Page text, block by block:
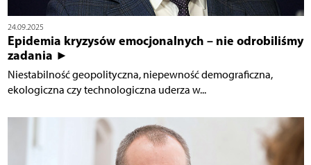
24.09.2025
Epidemia kryzysów emocjonalnych – nie odrobiliśmy
zadania ►
Niestabilność geopolityczna, niepewność demograficzna,
ekologiczna czy technologiczna uderza w...